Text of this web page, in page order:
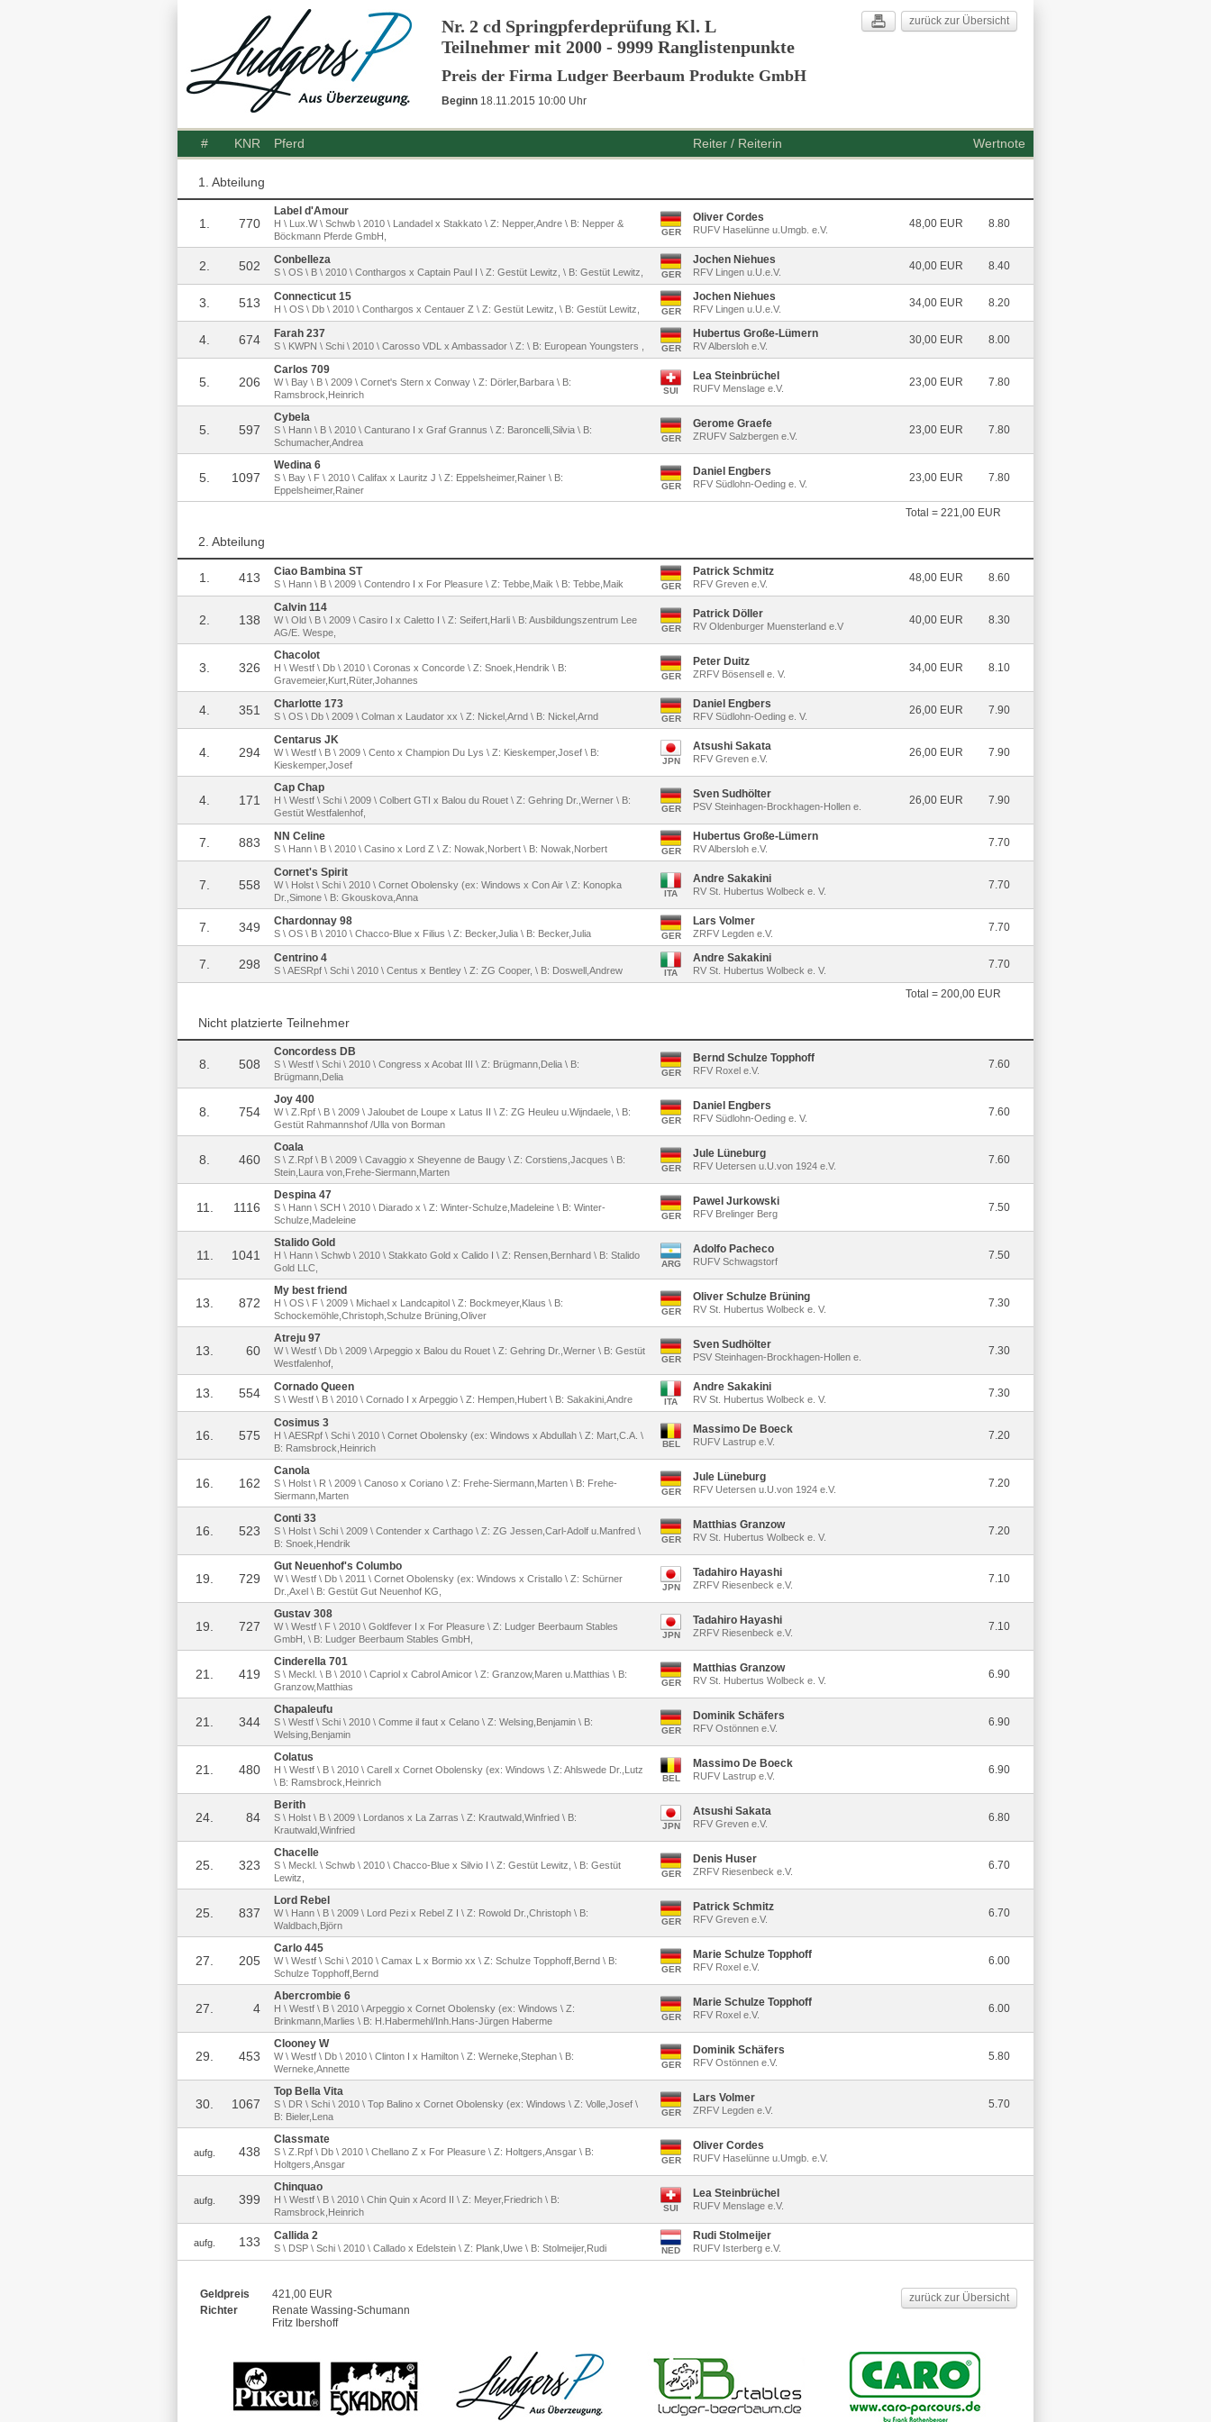
zurück zur Übersicht
Nr. 2 cd Springpferdeprüfung Kl. L
Teilnehmer mit 2000 - 9999 Ranglistenpunkte
Preis der Firma Ludger Beerbaum Produkte GmbH
Beginn 18.11.2015 10:00 Uhr
# KNR Pferd Reiter / Reiterin Wertnote
1. Abteilung
1. 770
Label d'Amour
H \ Lux.W \ Schwb \ 2010 \ Landadel x Stakkato \ Z: Nepper,Andre \ B: Nepper &
Böckmann Pferde GmbH,
GER
Oliver Cordes
RUFV Haselünne u.Umgb. e.V. 48,00 EUR 8.80
2. 502 Conbelleza
S \ OS \ B \ 2010 \ Conthargos x Captain Paul I \ Z: Gestüt Lewitz, \ B: Gestüt Lewitz, GER
Jochen Niehues
RFV Lingen u.U.e.V. 40,00 EUR 8.40
3. 513 Connecticut 15
H \ OS \ Db \ 2010 \ Conthargos x Centauer Z \ Z: Gestüt Lewitz, \ B: Gestüt Lewitz, GER
Jochen Niehues
RFV Lingen u.U.e.V. 34,00 EUR 8.20
4. 674 Farah 237
S \ KWPN \ Schi \ 2010 \ Carosso VDL x Ambassador \ Z: \ B: European Youngsters , GER
Hubertus Große-Lümern
RV Albersloh e.V. 30,00 EUR 8.00
5. 206
Carlos 709
W \ Bay \ B \ 2009 \ Cornet's Stern x Conway \ Z: Dörler,Barbara \ B:
Ramsbrock,Heinrich
SUI
Lea Steinbrüchel
RUFV Menslage e.V. 23,00 EUR 7.80
5. 597
Cybela
S \ Hann \ B \ 2010 \ Canturano I x Graf Grannus \ Z: Baroncelli,Silvia \ B:
Schumacher,Andrea
GER
Gerome Graefe
ZRUFV Salzbergen e.V. 23,00 EUR 7.80
5. 1097
Wedina 6
S \ Bay \ F \ 2010 \ Califax x Lauritz J \ Z: Eppelsheimer,Rainer \ B:
Eppelsheimer,Rainer
GER
Daniel Engbers
RFV Südlohn-Oeding e. V. 23,00 EUR 7.80
Total = 221,00 EUR
2. Abteilung
1. 413 Ciao Bambina ST
S \ Hann \ B \ 2009 \ Contendro I x For Pleasure \ Z: Tebbe,Maik \ B: Tebbe,Maik GER
Patrick Schmitz
RFV Greven e.V. 48,00 EUR 8.60
2. 138
Calvin 114
W \ Old \ B \ 2009 \ Casiro I x Caletto I \ Z: Seifert,Harli \ B: Ausbildungszentrum Lee
AG/E. Wespe,
GER
Patrick Döller
RV Oldenburger Muensterland e.V 40,00 EUR 8.30
3. 326
Chacolot
H \ Westf \ Db \ 2010 \ Coronas x Concorde \ Z: Snoek,Hendrik \ B:
Gravemeier,Kurt,Rüter,Johannes
GER
Peter Duitz
ZRFV Bösensell e. V. 34,00 EUR 8.10
4. 351 Charlotte 173
S \ OS \ Db \ 2009 \ Colman x Laudator xx \ Z: Nickel,Arnd \ B: Nickel,Arnd GER
Daniel Engbers
RFV Südlohn-Oeding e. V. 26,00 EUR 7.90
4. 294
Centarus JK
W \ Westf \ B \ 2009 \ Cento x Champion Du Lys \ Z: Kieskemper,Josef \ B:
Kieskemper,Josef
JPN
Atsushi Sakata
RFV Greven e.V. 26,00 EUR 7.90
4. 171
Cap Chap
H \ Westf \ Schi \ 2009 \ Colbert GTI x Balou du Rouet \ Z: Gehring Dr.,Werner \ B:
Gestüt Westfalenhof,
GER
Sven Sudhölter
PSV Steinhagen-Brockhagen-Hollen e. 26,00 EUR 7.90
7. 883 NN Celine
S \ Hann \ B \ 2010 \ Casino x Lord Z \ Z: Nowak,Norbert \ B: Nowak,Norbert GER
Hubertus Große-Lümern
RV Albersloh e.V. 7.70
7. 558
Cornet's Spirit
W \ Holst \ Schi \ 2010 \ Cornet Obolensky (ex: Windows x Con Air \ Z: Konopka
Dr.,Simone \ B: Gkouskova,Anna
ITA
Andre Sakakini
RV St. Hubertus Wolbeck e. V. 7.70
7. 349 Chardonnay 98
S \ OS \ B \ 2010 \ Chacco-Blue x Filius \ Z: Becker,Julia \ B: Becker,Julia GER
Lars Volmer
ZRFV Legden e.V. 7.70
7. 298 Centrino 4
S \ AESRpf \ Schi \ 2010 \ Centus x Bentley \ Z: ZG Cooper, \ B: Doswell,Andrew ITA
Andre Sakakini
RV St. Hubertus Wolbeck e. V. 7.70
Total = 200,00 EUR
Nicht platzierte Teilnehmer
8. 508
Concordess DB
S \ Westf \ Schi \ 2010 \ Congress x Acobat III \ Z: Brügmann,Delia \ B:
Brügmann,Delia
GER
Bernd Schulze Topphoff
RFV Roxel e.V. 7.60
8. 754
Joy 400
W \ Z.Rpf \ B \ 2009 \ Jaloubet de Loupe x Latus II \ Z: ZG Heuleu u.Wijndaele, \ B:
Gestüt Rahmannshof /Ulla von Borman
GER
Daniel Engbers
RFV Südlohn-Oeding e. V. 7.60
8. 460
Coala
S \ Z.Rpf \ B \ 2009 \ Cavaggio x Sheyenne de Baugy \ Z: Corstiens,Jacques \ B:
Stein,Laura von,Frehe-Siermann,Marten
GER
Jule Lüneburg
RFV Uetersen u.U.von 1924 e.V. 7.60
11. 1116
Despina 47
S \ Hann \ SCH \ 2010 \ Diarado x \ Z: Winter-Schulze,Madeleine \ B: Winter-
Schulze,Madeleine
GER
Pawel Jurkowski
RFV Brelinger Berg 7.50
11. 1041
Stalido Gold
H \ Hann \ Schwb \ 2010 \ Stakkato Gold x Calido I \ Z: Rensen,Bernhard \ B: Stalido
Gold LLC,
ARG
Adolfo Pacheco
RUFV Schwagstorf 7.50
13. 872
My best friend
H \ OS \ F \ 2009 \ Michael x Landcapitol \ Z: Bockmeyer,Klaus \ B:
Schockemöhle,Christoph,Schulze Brüning,Oliver
GER
Oliver Schulze Brüning
RV St. Hubertus Wolbeck e. V. 7.30
13. 60
Atreju 97
W \ Westf \ Db \ 2009 \ Arpeggio x Balou du Rouet \ Z: Gehring Dr.,Werner \ B: Gestüt
Westfalenhof,
GER
Sven Sudhölter
PSV Steinhagen-Brockhagen-Hollen e. 7.30
13. 554 Cornado Queen
S \ Westf \ B \ 2010 \ Cornado I x Arpeggio \ Z: Hempen,Hubert \ B: Sakakini,Andre ITA
Andre Sakakini
RV St. Hubertus Wolbeck e. V. 7.30
16. 575
Cosimus 3
H \ AESRpf \ Schi \ 2010 \ Cornet Obolensky (ex: Windows x Abdullah \ Z: Mart,C.A. \
B: Ramsbrock,Heinrich
BEL
Massimo De Boeck
RUFV Lastrup e.V. 7.20
16. 162
Canola
S \ Holst \ R \ 2009 \ Canoso x Coriano \ Z: Frehe-Siermann,Marten \ B: Frehe-
Siermann,Marten
GER
Jule Lüneburg
RFV Uetersen u.U.von 1924 e.V. 7.20
16. 523
Conti 33
S \ Holst \ Schi \ 2009 \ Contender x Carthago \ Z: ZG Jessen,Carl-Adolf u.Manfred \
B: Snoek,Hendrik
GER
Matthias Granzow
RV St. Hubertus Wolbeck e. V. 7.20
19. 729
Gut Neuenhof's Columbo
W \ Westf \ Db \ 2011 \ Cornet Obolensky (ex: Windows x Cristallo \ Z: Schürner
Dr.,Axel \ B: Gestüt Gut Neuenhof KG,
JPN
Tadahiro Hayashi
ZRFV Riesenbeck e.V. 7.10
19. 727
Gustav 308
W \ Westf \ F \ 2010 \ Goldfever I x For Pleasure \ Z: Ludger Beerbaum Stables
GmbH, \ B: Ludger Beerbaum Stables GmbH,
JPN
Tadahiro Hayashi
ZRFV Riesenbeck e.V. 7.10
21. 419
Cinderella 701
S \ Meckl. \ B \ 2010 \ Capriol x Cabrol Amicor \ Z: Granzow,Maren u.Matthias \ B:
Granzow,Matthias
GER
Matthias Granzow
RV St. Hubertus Wolbeck e. V. 6.90
21. 344
Chapaleufu
S \ Westf \ Schi \ 2010 \ Comme il faut x Celano \ Z: Welsing,Benjamin \ B:
Welsing,Benjamin
GER
Dominik Schäfers
RFV Ostönnen e.V. 6.90
21. 480
Colatus
H \ Westf \ B \ 2010 \ Carell x Cornet Obolensky (ex: Windows \ Z: Ahlswede Dr.,Lutz
\ B: Ramsbrock,Heinrich
BEL
Massimo De Boeck
RUFV Lastrup e.V. 6.90
24. 84
Berith
S \ Holst \ B \ 2009 \ Lordanos x La Zarras \ Z: Krautwald,Winfried \ B:
Krautwald,Winfried
JPN
Atsushi Sakata
RFV Greven e.V. 6.80
25. 323
Chacelle
S \ Meckl. \ Schwb \ 2010 \ Chacco-Blue x Silvio I \ Z: Gestüt Lewitz, \ B: Gestüt
Lewitz,
GER
Denis Huser
ZRFV Riesenbeck e.V. 6.70
25. 837
Lord Rebel
W \ Hann \ B \ 2009 \ Lord Pezi x Rebel Z I \ Z: Rowold Dr.,Christoph \ B:
Waldbach,Björn
GER
Patrick Schmitz
RFV Greven e.V. 6.70
27. 205
Carlo 445
W \ Westf \ Schi \ 2010 \ Camax L x Bormio xx \ Z: Schulze Topphoff,Bernd \ B:
Schulze Topphoff,Bernd
GER
Marie Schulze Topphoff
RFV Roxel e.V. 6.00
27. 4
Abercrombie 6
H \ Westf \ B \ 2010 \ Arpeggio x Cornet Obolensky (ex: Windows \ Z:
Brinkmann,Marlies \ B: H.Habermehl/Inh.Hans-Jürgen Haberme
GER
Marie Schulze Topphoff
RFV Roxel e.V. 6.00
29. 453
Clooney W
W \ Westf \ Db \ 2010 \ Clinton I x Hamilton \ Z: Werneke,Stephan \ B:
Werneke,Annette
GER
Dominik Schäfers
RFV Ostönnen e.V. 5.80
30. 1067
Top Bella Vita
S \ DR \ Schi \ 2010 \ Top Balino x Cornet Obolensky (ex: Windows \ Z: Volle,Josef \
B: Bieler,Lena
GER
Lars Volmer
ZRFV Legden e.V. 5.70
aufg. 438
Classmate
S \ Z.Rpf \ Db \ 2010 \ Chellano Z x For Pleasure \ Z: Holtgers,Ansgar \ B:
Holtgers,Ansgar
GER
Oliver Cordes
RUFV Haselünne u.Umgb. e.V.
aufg. 399
Chinquao
H \ Westf \ B \ 2010 \ Chin Quin x Acord II \ Z: Meyer,Friedrich \ B:
Ramsbrock,Heinrich
SUI
Lea Steinbrüchel
RUFV Menslage e.V.
aufg. 133 Callida 2
S \ DSP \ Schi \ 2010 \ Callado x Edelstein \ Z: Plank,Uwe \ B: Stolmeijer,Rudi NED
Rudi Stolmeijer
RUFV Isterberg e.V.
zurück zur Übersicht
Geldpreis
421,00 EUR
Richter
Renate Wassing-Schumann
Fritz Ibershoff